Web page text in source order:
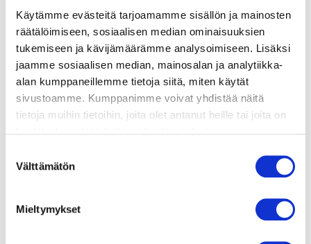
Käytämme evästeitä tarjoamamme sisällön ja mainosten
räätälöimiseen, sosiaalisen median ominaisuuksien
tukemiseen ja kävijämäärämme analysoimiseen. Lisäksi
jaamme sosiaalisen median, mainosalan ja analytiikka-
alan kumppaneillemme tietoja siitä, miten käytät
sivustoamme. Kumppanimme voivat yhdistää näitä
tietoja muihin tietoihin, joita olet antanut heille tai joita on
tai vanhempi. Vahvista ikäsi käyttääksesi sivustoa.
valinta
Välttämätön
Mieltymykset
valmistusohje
lisätietoja
4 retiisiä
herneenversoja
200 g tuoreita herneitä kuorittuina + koristeluun